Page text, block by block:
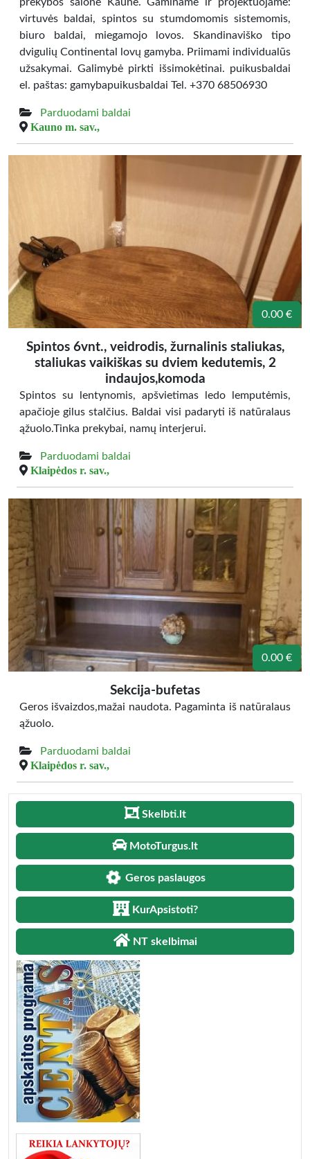
virtuvės baldai, spintos su stumdomomis sistemomis,
biuro baldai, miegamojo lovos. Skandinaviško tipo
dvigulių Continental lovų gamyba. Priimami individualūs
užsakymai. Galimybė pirkti išsimokėtinai. puikusbaldai
el. paštas: gamybapuikusbaldai Tel. +370 68506930
Parduodami baldai
Kauno m. sav.,
0.00 €
Spintos 6vnt., veidrodis, žurnalinis staliukas,
staliukas vaikiškas su dviem kedutemis, 2
indaujos,komoda
Spintos su lentynomis, apšvietimas ledo lemputėmis,
apačioje gilus stalčius. Baldai visi padaryti iš natūralaus
ąžuolo.Tinka prekybai, namų interjerui.
Parduodami baldai
Klaipėdos r. sav.,
0.00 €
Sekcija-bufetas
Geros išvaizdos,mažai naudota. Pagaminta iš natūralaus
ąžuolo.
Parduodami baldai
Klaipėdos r. sav.,
Skelbti.lt
MotoTurgus.lt
Geros paslaugos
KurApsistoti?
NT skelbimai